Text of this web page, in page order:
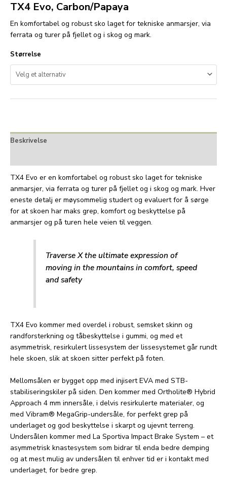
TX4 Evo, Carbon/Papaya
En komfortabel og robust sko laget for tekniske anmarsjer, via
ferrata og turer på fjellet og i skog og mark.
Størrelse
Beskrivelse
TX4 Evo er en komfortabel og robust sko laget for tekniske
anmarsjer, via ferrata og turer på fjellet og i skog og mark. Hver
eneste detalj er møysommelig studert og evaluert for å sørge
for at skoen har maks grep, komfort og beskyttelse på
anmarsjer og på turen hele veien til veggen.
Traverse X the ultimate expression of
moving in the mountains in comfort, speed
and safety
TX4 Evo kommer med overdel i robust, semsket skinn og
randforsterkning og tåbeskyttelse i gummi, og med et
asymmetrisk, resirkulert lissesystem der lissesystemet går rundt
hele skoen, slik at skoen sitter perfekt på foten.
Mellomsålen er bygget opp med injisert EVA med STB-
stabiliseringskiler på siden. Den kommer med Ortholite® Hybrid
Approach 4 mm innersåle, i delvis resirkulerte materialer, og
med Vibram® MegaGrip-undersåle, for perfekt grep på
underlaget og god beskyttelse i skarpt og ujevnt terreng.
Undersålen kommer med La Sportiva Impact Brake System – et
asymmetrisk knastesystem som bidrar til enda bedre demping
og at mest mulig av undersålen til enhver tid er i kontakt med
underlaget, for bedre grep.